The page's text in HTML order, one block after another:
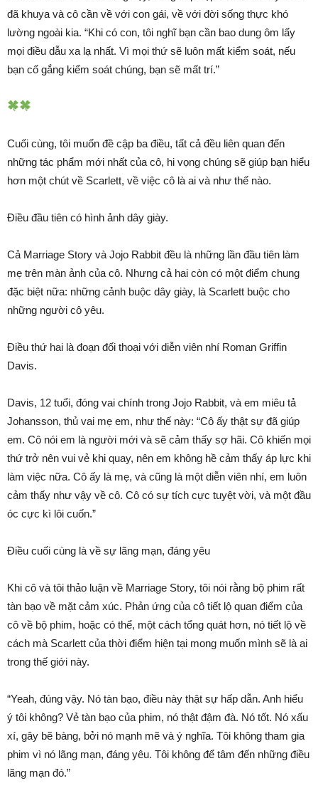
đã khuya và cô cần về với con gái, về với đời sống thực khó
lường ngoài kia. “Khi có con, tôi nghĩ bạn cần bao dung ôm lấy
mọi điều dẫu xa lạ nhất. Vì mọi thứ sẽ luôn mất kiểm soát, nếu
bạn cố gắng kiểm soát chúng, bạn sẽ mất trí.”
Cuối cùng, tôi muốn đề cập ba điều, tất cả đều liên quan đến
những tác phẩm mới nhất của cô, hi vọng chúng sẽ giúp bạn hiểu
hơn một chút về Scarlett, về việc cô là ai và như thế nào.
Điều đầu tiên có hình ảnh dây giày.
Cả Marriage Story và Jojo Rabbit đều là những lần đầu tiên làm
mẹ trên màn ảnh của cô. Nhưng cả hai còn có một điểm chung
đặc biệt nữa: những cảnh buộc dây giày, là Scarlett buộc cho
những người cô yêu.
Điều thứ hai là đoạn đối thoại với diễn viên nhí Roman Griffin
Davis.
Davis, 12 tuổi, đóng vai chính trong Jojo Rabbit, và em miêu tả
Johansson, thủ vai mẹ em, như thế này: “Cô ấy thật sự đã giúp
em. Cô nói em là người mới và sẽ cảm thấy sợ hãi. Cô khiến mọi
thứ trở nên vui vẻ khi quay, nên em không hề cảm thấy áp lực khi
làm việc nữa. Cô ấy là mẹ, và cũng là một diễn viên nhí, em luôn
cảm thấy như vậy về cô. Cô có sự tích cực tuyệt vời, và một đầu
óc cực kì lôi cuốn.”
Điều cuối cùng là về sự lãng mạn, đáng yêu
Khi cô và tôi thảo luận về Marriage Story, tôi nói rằng bộ phim rất
tàn bạo về mặt cảm xúc. Phản ứng của cô tiết lộ quan điểm của
cô về bộ phim, hoặc có thể, một cách tổng quát hơn, nó tiết lộ về
cách mà Scarlett của thời điểm hiện tại mong muốn mình sẽ là ai
trong thế giới này.
“Yeah, đúng vậy. Nó tàn bạo, điều này thật sự hấp dẫn. Anh hiểu
ý tôi không? Vẻ tàn bạo của phim, nó thật đậm đà. Nó tốt. Nó xấu
xí, gây bẽ bàng, bởi nó mạnh mẽ và ý nghĩa. Tôi không tham gia
phim vì nó lãng mạn, đáng yêu. Tôi không để tâm đến những điều
lãng mạn đó.”